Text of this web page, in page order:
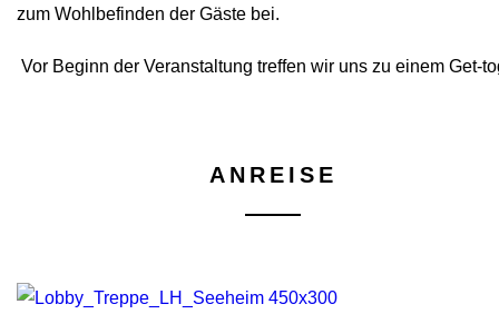
zum Wohlbefinden der Gäste bei.
Vor Beginn der Veranstaltung treffen wir uns zu einem Get-
ANREISE